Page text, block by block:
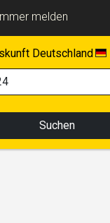
melden
Deutschland
Suchen